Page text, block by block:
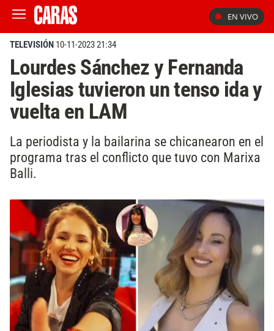
EN VIVO
TELEVISIÓN 10-11-2023 21:34
Lourdes Sánchez y Fernanda
Iglesias tuvieron un tenso ida y
vuelta en LAM
La periodista y la bailarina se chicanearon en el
programa tras el conflicto que tuvo con Marixa
Balli.